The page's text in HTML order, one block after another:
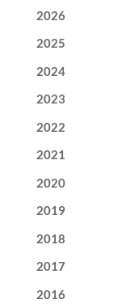
2026
2025
2024
2023
2022
2021
2020
2019
2018
2017
2016